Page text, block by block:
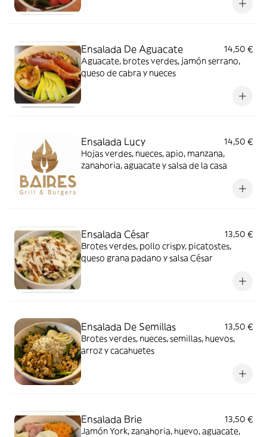
Ensalada De Aguacate
14,50 €
Aguacate, brotes verdes, jamón serrano,
queso de cabra y nueces
Ensalada Lucy
14,50 €
Hojas verdes, nueces, apio, manzana,
zanahoria, aguacate y salsa de la casa
Ensalada César
13,50 €
Brotes verdes, pollo crispy, picatostes,
queso grana padano y salsa César
Ensalada De Semillas
13,50 €
Brotes verdes, nueces, semillas, huevos,
arroz y cacahuetes
Ensalada Brie
13,50 €
Jamón York, zanahoria, huevo, aguacate,